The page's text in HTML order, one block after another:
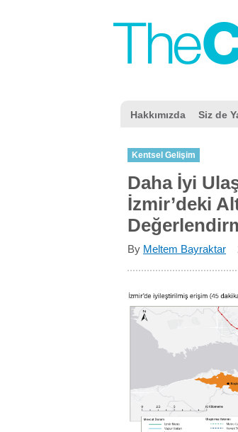
Hakkımızda Siz de
Kentsel Gelişim
Daha İyi
İzmir’deki
By Meltem Bayraktar